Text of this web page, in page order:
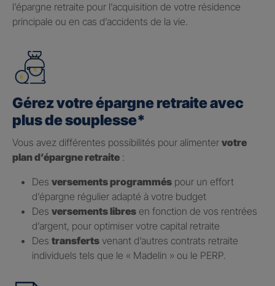
l’épargne retraite pour l’acquisition de votre résidence
principale ou en cas d’accidents de la vie.
Gérez votre épargne retraite avec
plus de souplesse*
Vous avez différentes possibilités pour alimenter votre
plan d’épargne retraite :
Des versements programmés pour un effort
d’épargne régulier adapté à votre budget
Des versements libres en fonction de vos rentrées
d’argent, pour optimiser votre capital retraite
Des transferts venant d’autres contrats retraite
individuels tels que le « Madelin » ou le PERP.